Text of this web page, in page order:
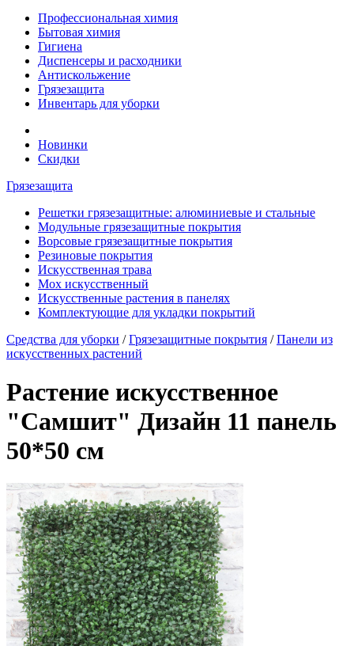
Профессиональная химия
Бытовая химия
Гигиена
Диспенсеры и расходники
Антискольжение
Грязезащита
Инвентарь для уборки
Новинки
Скидки
Грязезащита
Решетки грязезащитные: алюминиевые и стальные
Модульные грязезащитные покрытия
Ворсовые грязезащитные покрытия
Резиновые покрытия
Искусственная трава
Мох искусственный
Искусственные растения в панелях
Комплектующие для укладки покрытий
Средства для уборки /Грязезащитные покрытия /Панели из
искусственных растений
Растение искусственное
"Самшит" Дизайн 11 панель
50*50 см